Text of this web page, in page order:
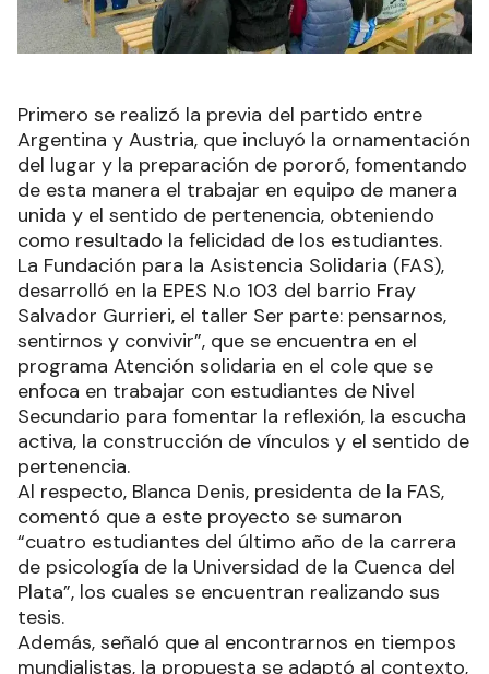
Primero se realizó la previa del partido entre
Argentina y Austria, que incluyó la ornamentación
del lugar y la preparación de pororó, fomentando
de esta manera el trabajar en equipo de manera
unida y el sentido de pertenencia, obteniendo
como resultado la felicidad de los estudiantes.
La Fundación para la Asistencia Solidaria (FAS),
desarrolló en la EPES N.o 103 del barrio Fray
Salvador Gurrieri, el taller Ser parte: pensarnos,
sentirnos y convivir”, que se encuentra en el
programa Atención solidaria en el cole que se
enfoca en trabajar con estudiantes de Nivel
Secundario para fomentar la reflexión, la escucha
activa, la construcción de vínculos y el sentido de
pertenencia.
Al respecto, Blanca Denis, presidenta de la FAS,
comentó que a este proyecto se sumaron
“cuatro estudiantes del último año de la carrera
de psicología de la Universidad de la Cuenca del
Plata”, los cuales se encuentran realizando sus
tesis.
Además, señaló que al encontrarnos en tiempos
mundialistas, la propuesta se adaptó al contexto,